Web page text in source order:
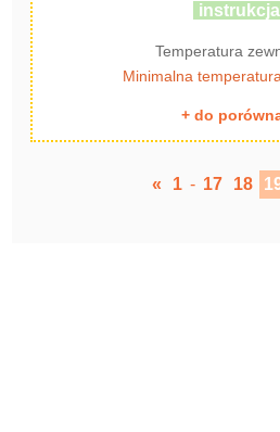
instrukcja
Temperatura
Minimalna
+ do
« 1 - 17 18